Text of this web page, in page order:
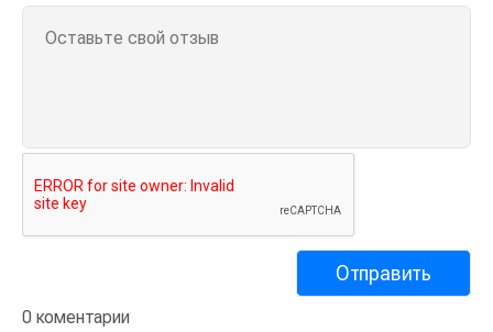
0 коментарии